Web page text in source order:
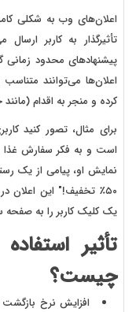
اعلان‌های وب به شکلی
تأثیرگذار به کاربر
پیشنهادهای محدود زمانی
اعلان‌ها می‌توانند
کرده و منجر به اقدام
برای مثال، تصور کنید
است و به فکر سفارش
نمایش او، پیامی از یک
۵۰٪ تخفیف!" این اعلان
یک کلیک کاربر را به
تأثیر
چیست؟
افزایش نرخ بازگشت